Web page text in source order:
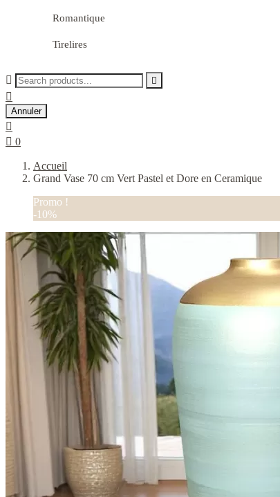
Romantique
Tirelires
 

Annuler

 0
Accueil
Grand Vase 70 cm Vert Pastel et Dore en Ceramique
Promo !
-10%